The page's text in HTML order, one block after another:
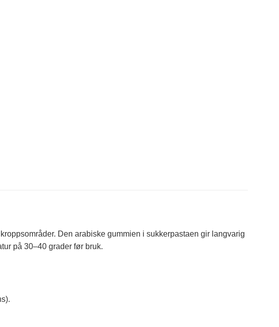
Den arabiske gummien i sukkerpastaen gir langvarig
på 30–40 grader før bruk.